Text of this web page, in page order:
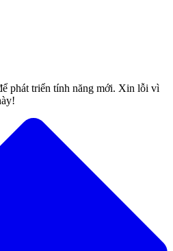
phát triển tính năng mới. Xin lỗi vì